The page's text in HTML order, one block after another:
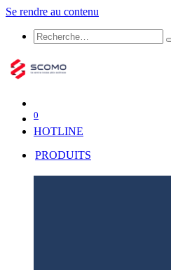
Se rendre au contenu
0
HOTLINE
PRODUITS